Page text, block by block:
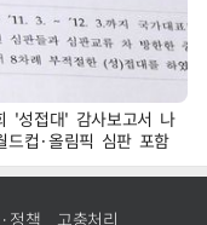
'성접대' 감사보고서 나
컵·올림픽 심판 포함
정책 고충처리